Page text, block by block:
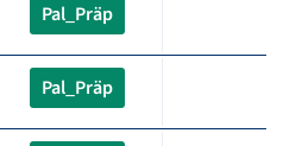
Pal_Präp
Pal_Präp